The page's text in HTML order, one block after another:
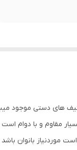
های دستی موجود
مقاوم و با دوام است
بانوان باشد